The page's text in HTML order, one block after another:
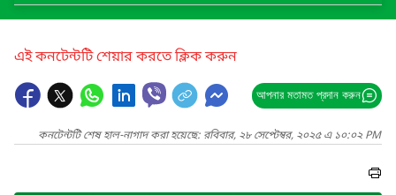
এই কনটেন্টটি শেয়ার করতে ক্লিক করুন
আপনার মতামত প্রদান করুন
কনটেন্টটি শেষ হাল-নাগাদ করা হয়েছে: রবিবার, ২৮ সেপ্টেম্বর, ২০২৫ এ ১০:০২ PM